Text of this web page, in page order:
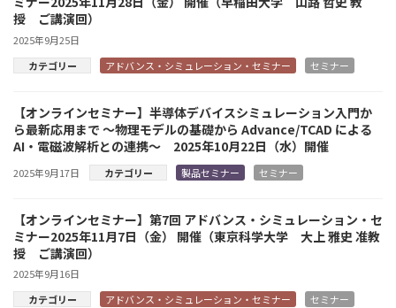
授 ご講演回）
2025年9月25日
カテゴリー
アドバンス・シミュレーション・セミナー セミナー
【オンラインセミナー】半導体デバイスシミュレーション入門か
ら最新応用まで ～物理モデルの基礎から Advance/TCAD による
AI・電磁波解析との連携～ 2025年10月22日（水）開催
2025年9月17日 カテゴリー 製品セミナー セミナー
【オンラインセミナー】第7回 アドバンス・シミュレーション・セ
ミナー2025年11月7日（金） 開催（東京科学大学 大上 雅史 准教
授 ご講演回）
2025年9月16日
カテゴリー
アドバンス・シミュレーション・セミナー セミナー